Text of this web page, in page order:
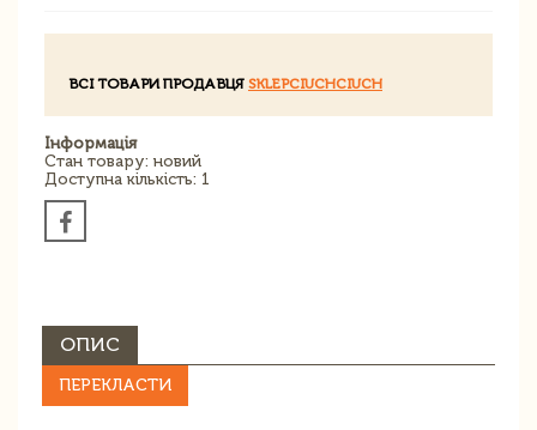
ВСІ ТОВАРИ ПРОДАВЦЯ SKLEPCIUCHCIUCH
Інформація
Стан товару: новий
Доступна кількість: 1
ОПИС
ПЕРЕКЛАСТИ